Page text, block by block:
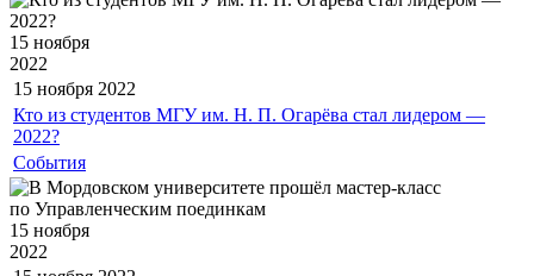
15 ноября
2022
15 ноября 2022
Кто из студентов МГУ им. Н. П. Огарёва стал лидером —
2022?
События
15 ноября
2022